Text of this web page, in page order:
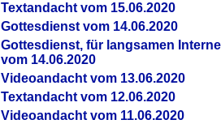
Textandacht vom 15.06.2020
Gottesdienst vom 14.06.2020
Gottesdienst, für langsamen
vom 14.06.2020
Videoandacht vom 13.06.2020
Textandacht vom 12.06.2020
Videoandacht vom 11.06.2020